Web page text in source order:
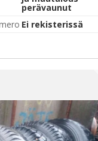
perävaunut
Ei rekisterissä